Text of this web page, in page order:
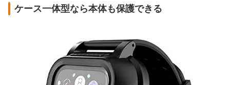
ケース一体型なら本体も保護できる